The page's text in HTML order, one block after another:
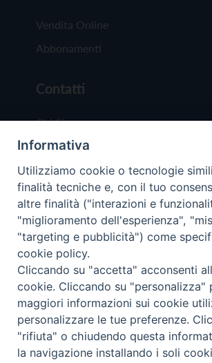
Vendita Online
Abbonamenti
Contatti
Chi Siamo
Redazione
Scrivici
Copyright © 2019 - Tutti i
Trentina Editrice
Privacy Policy
Informativa
Utilizziamo cookie o tecnologie
finalità tecniche e, con il tuo
altre finalità ("interazioni e
"miglioramento dell'esperienza",
"targeting e pubblicità") come
cookie policy.
Cliccando su "accetta" acconsenti
cookie. Cliccando su "personalizza"
maggiori informazioni sui cookie
personalizzare le tue preferenze.
"rifiuta" o chiudendo questa
la navigazione installando i soli